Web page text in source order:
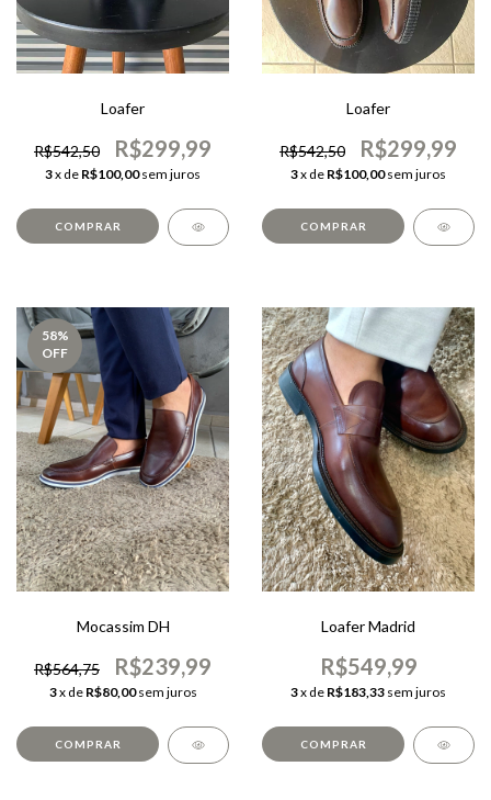
Loafer
R$542,50 R$299,99
3x de R$100,00 sem juros
COMPRAR
Loafer
R$542,50 R$299,99
3x de R$100,00 sem juros
COMPRAR
58%
OFF
Mocassim DH
R$564,75 R$239,99
3x de R$80,00 sem juros
COMPRAR
Loafer Madrid
R$549,99
3x de R$183,33 sem juros
COMPRAR